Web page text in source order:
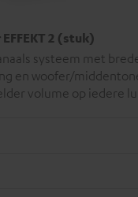
2 (stuk)
systeem met
en woofer/
volume op iedere